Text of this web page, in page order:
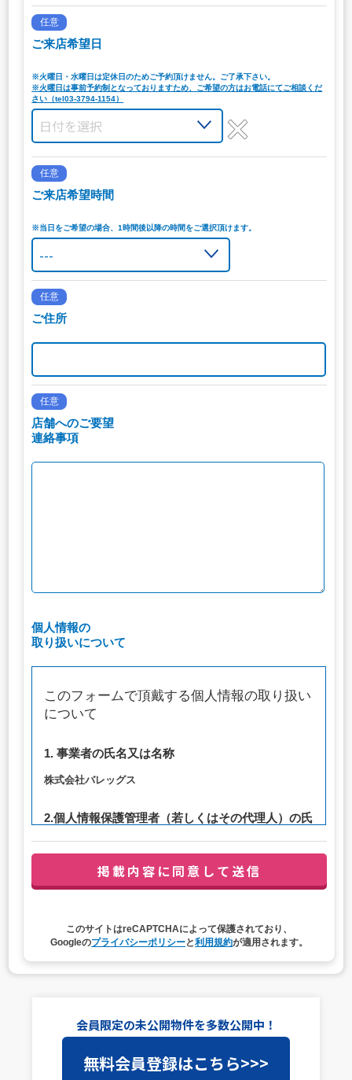
任意
ご来店希望日
※火曜日・水曜日は定休日のためご予約頂けません。ご了承下さい。
※火曜日は事前予約制となっておりますため、ご希望の方はお電話にてご相談くだ
さい（tel03-3794-1154）
任意
ご来店希望時間
※当日をご希望の場合、1時間後以降の時間をご選択頂けます。
任意
ご住所
任意
店舗へのご要望
連絡事項
個人情報の
取り扱いについて
このフォームで頂戴する個人情報の取り扱い
について
1. 事業者の氏名又は名称
株式会社バレッグス
2.個人情報保護管理者（若しくはその代理人）の氏
連絡先：privacy@balleggs.co.jp
（1）お問い合わせ対応（本人への連絡を含む）のため
4. 個人情報取扱いの委託
当社は事業運営上、前項利用目的の範囲に限って個人情報
を外部に委託することがあります。この場合、個人情報保
護水準の高い委託先を選定し、個人情報の適正管理・機密
このサイトはreCAPTCHAによって保護されており、
Googleのプライバシーポリシーと利用規約が適用されます。
会員限定の未公開物件を多数公開中！
無料会員登録はこちら>>>